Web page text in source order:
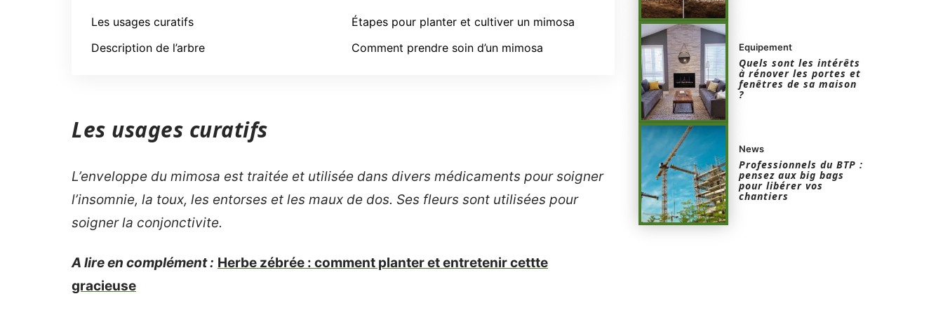
Les usages curatifs
Description de l’arbre
Étapes pour planter et cultiver un mimosa
Comment prendre soin d’un mimosa
Les usages curatifs
L’enveloppe du mimosa est traitée et utilisée dans divers médicaments pour soigner
l’insomnie, la toux, les entorses et les maux de dos. Ses fleurs sont utilisées pour
soigner la conjonctivite.
A lire en complément : Herbe zébrée : comment planter et entretenir cettte
gracieuse
Equipement
Quels sont les intérêts
à rénover les portes et
fenêtres de sa maison
?
News
Professionnels du BTP :
pensez aux big bags
pour libérer vos
chantiers